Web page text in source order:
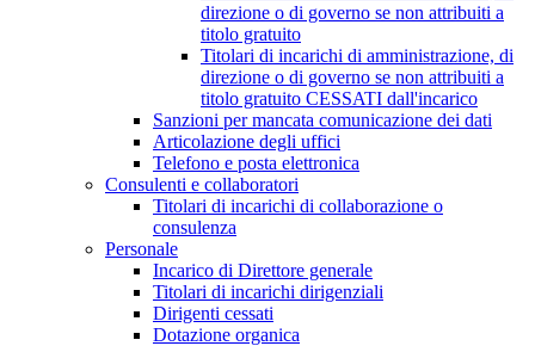
direzione o di governo se non attribuiti a
titolo gratuito
Titolari di incarichi di amministrazione, di
direzione o di governo se non attribuiti a
titolo gratuito CESSATI dall'incarico
Sanzioni per mancata comunicazione dei dati
Articolazione degli uffici
Telefono e posta elettronica
Consulenti e collaboratori
Titolari di incarichi di collaborazione o
consulenza
Personale
Incarico di Direttore generale
Titolari di incarichi dirigenziali
Dirigenti cessati
Dotazione organica